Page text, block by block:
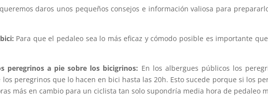
daros unos pequeños consejos e información valiosa para
Para que el pedaleo sea lo más eficaz y cómodo posible es importante
peregrinos a pie sobre los bicigrinos: En los albergues públicos los
peregrinos que lo hacen en bici hasta las 20h. Esto sucede porque si los
más en cambio para un ciclista tan solo supondría media hora de pedaleo